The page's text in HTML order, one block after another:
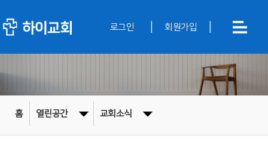
로그인 회원가입
홈 열린공간 교회소식